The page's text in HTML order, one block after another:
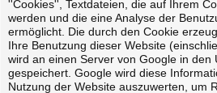
''Cookies'', Textdateien, die auf Ihrem
werden und die eine Analyse der
ermöglicht. Die durch den Cookie
Ihre Benutzung dieser Website
wird an einen Server von Google in den
gespeichert. Google wird diese
Nutzung der Website auszuwerten, um